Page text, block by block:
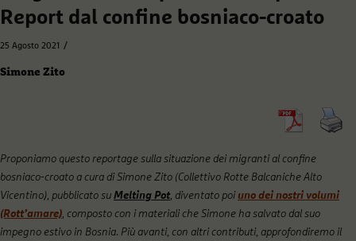
Report dal confine bosniaco-croato
25 Agosto 2021 /
Simone Zito
Proponiamo questo reportage sulla situazione dei migranti al confine
bosniaco-croato a cura di Simone Zito (Collettivo Rotte Balcaniche Alto
Vicentino), pubblicato su Melting Pot, diventato poi uno dei nostri volumi
(Rott’amare), composto con i materiali che Simone ha salvato dal suo
impegno estivo in Bosnia. Più avanti, con altri contributi, approfondiremo il